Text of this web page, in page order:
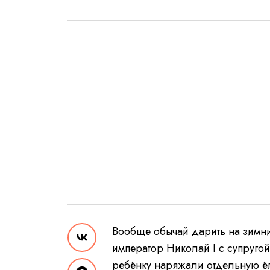
Вообще обычай дарить на
император Николай I с
ребёнку наряжали отдельную